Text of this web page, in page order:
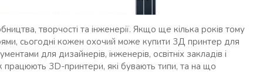
творчості та інженерії. Якщо ще кілька років тому
сьогодні кожен охочий може купити 3Д принтер для
для дизайнерів, інженерів, освітніх закладів і
працюють 3D-принтери, які бувають типи, та на що